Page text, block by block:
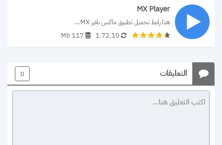
MX Player
هنا رابط تحميل تطبيق ماكس بلاير MX...
1.72.10
117 Mb
التعليقات 0